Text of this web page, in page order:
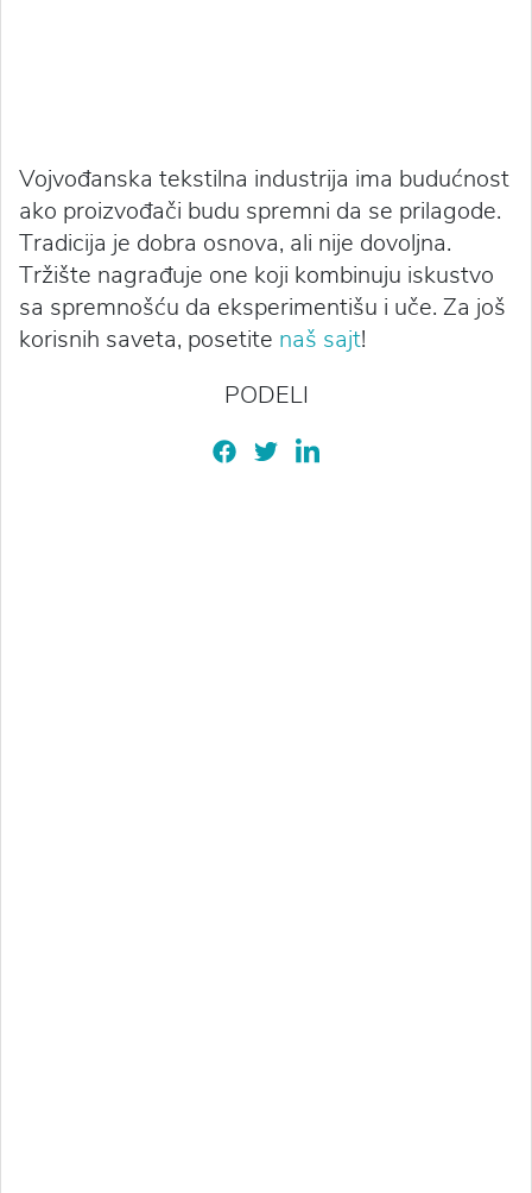
Vojvođanska tekstilna industrija ima budućnost
ako proizvođači budu spremni da se prilagode.
Tradicija je dobra osnova, ali nije dovoljna.
Tržište nagrađuje one koji kombinuju iskustvo
sa spremnošću da eksperimentišu i uče. Za još
korisnih saveta, posetite naš sajt!
PODELI